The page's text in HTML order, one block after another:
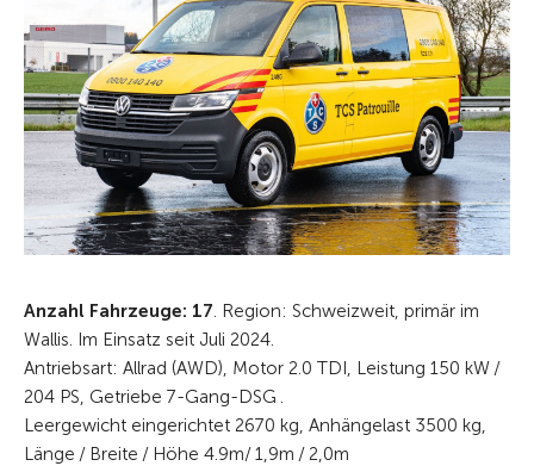
Anzahl Fahrzeuge: 17. Region: Schweizweit, primär im
Wallis. Im Einsatz seit Juli 2024.
Antriebsart: Allrad (AWD), Motor 2.0 TDI, Leistung 150 kW /
204 PS, Getriebe 7-Gang-DSG .
Leergewicht eingerichtet 2670 kg, Anhängelast 3500 kg,
Länge / Breite / Höhe 4.9m/ 1,9m / 2,0m